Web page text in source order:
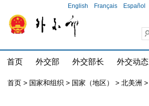
English Français Español
首页 外交部 外交部长 外交动态
首页 > 国家和组织 > 国家（地区） > 北美洲 >